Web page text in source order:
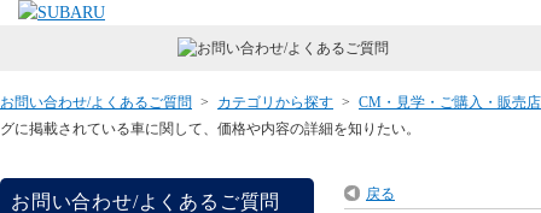
お問い合わせ/よくあるご質問 > カテゴリから探す > CM・見学・ご購入・販売
グに掲載されている車に関して、価格や内容の詳細を知りたい。
お問い合わせ/よくあるご質問 戻る